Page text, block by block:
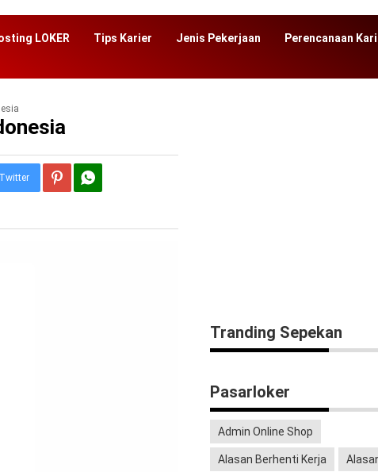
LOKER Tips Karier Jenis Pekerjaan Perencanaan
Twitter
Tranding Sepekan
Pasarloker
Admin Online Shop
Alasan Berhenti Kerja